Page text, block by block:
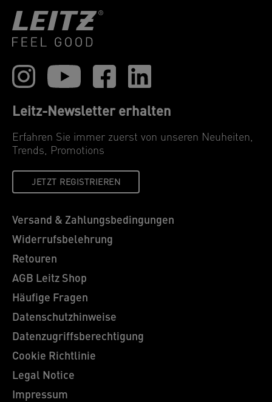
Leitz-Newsletter erhalten
Erfahren Sie immer zuerst von unseren Neuheiten,
Trends, Promotions
JETZT REGISTRIEREN
Versand & Zahlungsbedingungen
Widerrufsbelehrung
Retouren
AGB Leitz Shop
Häufige Fragen
Datenschutzhinweise
Datenzugriffsberechtigung
Cookie Richtlinie
Legal Notice
Impressum